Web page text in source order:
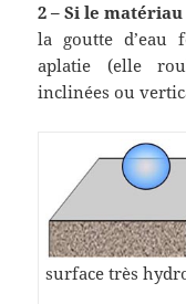
2 – Si le
la goutte d’eau
aplatie (elle
inclinées ou
surface très